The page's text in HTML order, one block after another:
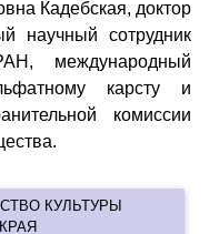
Кадебская, доктор
научный сотрудник
международный
карсту и
комиссии
КУЛЬТУРЫ